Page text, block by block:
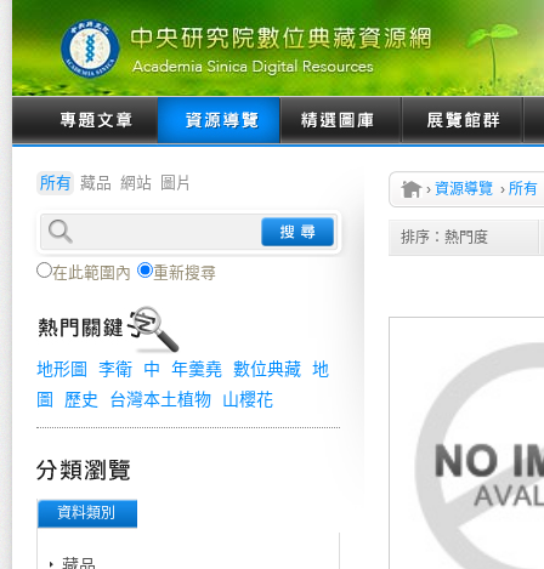
所有 藏品 網站 圖片
在此範圍內 重新搜尋
地形圖 李衛 中 年羹堯 數位典藏 地
圖
歷史 台灣本土植物 山櫻花
資料類別
› 資源導覽 › 所有
排序： 熱門度